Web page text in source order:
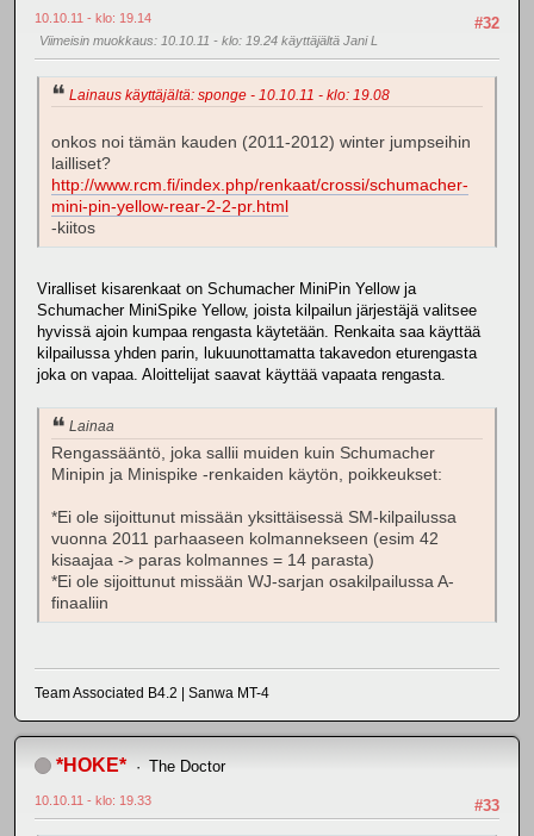
#32
10.10.11 - klo: 19.14
Viimeisin muokkaus: 10.10.11 - klo: 19.24 käyttäjältä Jani L
Lainaus käyttäjältä: sponge - 10.10.11 - klo: 19.08
onkos noi tämän kauden (2011-2012) winter jumpseihin
lailliset?
http://www.rcm.fi/index.php/renkaat/crossi/schumacher-
mini-pin-yellow-rear-2-2-pr.html
-kiitos
Viralliset kisarenkaat on Schumacher MiniPin Yellow ja
Schumacher MiniSpike Yellow, joista kilpailun järjestäjä valitsee
hyvissä ajoin kumpaa rengasta käytetään. Renkaita saa käyttää
kilpailussa yhden parin, lukuunottamatta takavedon eturengasta
joka on vapaa. Aloittelijat saavat käyttää vapaata rengasta.
Lainaa
Rengassääntö, joka sallii muiden kuin Schumacher
Minipin ja Minispike -renkaiden käytön, poikkeukset:
*Ei ole sijoittunut missään yksittäisessä SM-kilpailussa
vuonna 2011 parhaaseen kolmannekseen (esim 42
kisaajaa -> paras kolmannes = 14 parasta)
*Ei ole sijoittunut missään WJ-sarjan osakilpailussa A-
finaaliin
Team Associated B4.2 | Sanwa MT-4
*HOKE* The Doctor
#33
10.10.11 - klo: 19.33